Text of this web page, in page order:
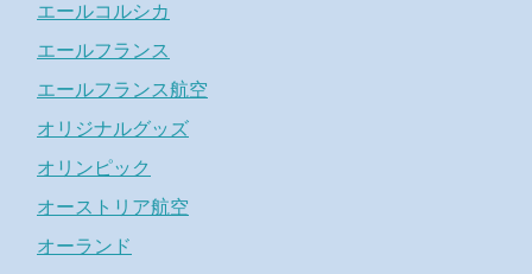
エールコルシカ
エールフランス
エールフランス航空
オリジナルグッズ
オリンピック
オーストリア航空
オーランド